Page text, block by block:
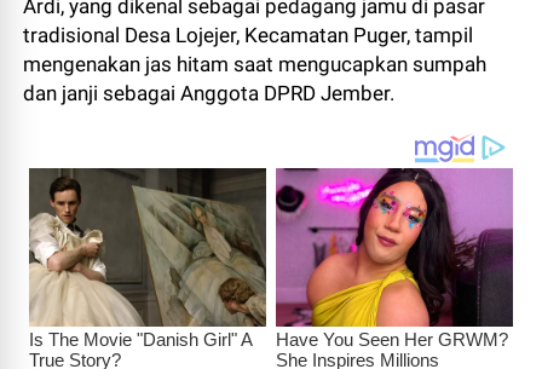
Ardi, yang dikenal sebagai pedagang jamu di pasar
tradisional Desa Lojejer, Kecamatan Puger, tampil
mengenakan jas hitam saat mengucapkan sumpah
dan janji sebagai Anggota DPRD Jember.